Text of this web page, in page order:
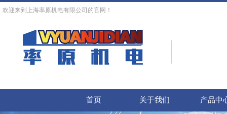
欢迎来到上海率原机电有限公司的官网！
首页 关于我们 产品中